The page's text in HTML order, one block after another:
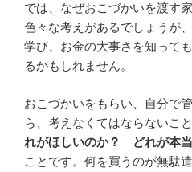
では、なぜおこづかいを渡す
色々な考えがあるでしょうが
学び、お金の大事さを知って
るかもしれません。
おこづかいをもらい、自分で
ら、考えなくてはならないこ
れがほしいのか？ どれが本
ことです。何を買うのが無駄